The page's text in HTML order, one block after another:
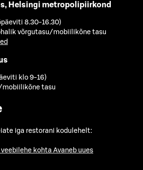
Helsingi metropolipiirkond
8.30-16.30)
võrgutasu/mobiilikõne tasu
klo 9-16)
mobiilikõne tasu
iga restorani kodulehelt:
kohta Avaneb uues